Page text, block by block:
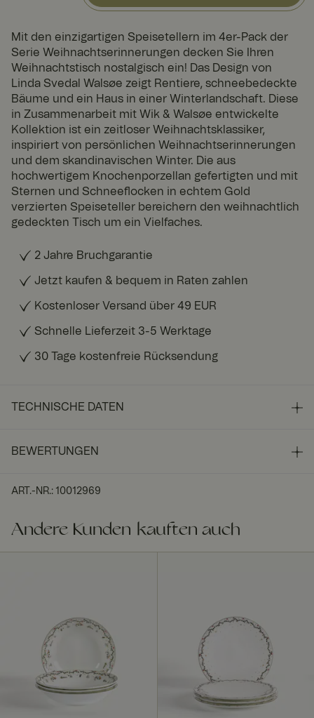
Mit den einzigartigen Speisetellern im 4er-Pack der
Serie Weihnachtserinnerungen decken Sie Ihren
Weihnachtstisch nostalgisch ein! Das Design von
Linda Svedal Walsøe zeigt Rentiere, schneebedeckte
Bäume und ein Haus in einer Winterlandschaft. Diese
in Zusammenarbeit mit Wik & Walsøe entwickelte
Kollektion ist ein zeitloser Weihnachtsklassiker,
inspiriert von persönlichen Weihnachtserinnerungen
und dem skandinavischen Winter. Die aus
hochwertigem Knochenporzellan gefertigten und mit
Sternen und Schneeflocken in echtem Gold
verzierten Speiseteller bereichern den weihnachtlich
gedeckten Tisch um ein Vielfaches.
2 Jahre Bruchgarantie
Jetzt kaufen & bequem in Raten zahlen
Kostenloser Versand über 49 EUR
Schnelle Lieferzeit 3-5 Werktage
30 Tage kostenfreie Rücksendung
TECHNISCHE DATEN
BEWERTUNGEN
ART.-NR.: 10012969
Andere Kunden kauften auch